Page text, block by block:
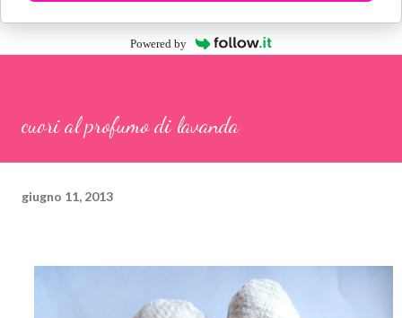
Powered by
cuori al profumo di lavanda
giugno 11, 2013